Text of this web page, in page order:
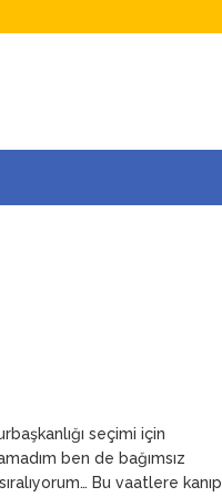
seçimi için
ben de bağımsız
Bu vaatlere kanıp